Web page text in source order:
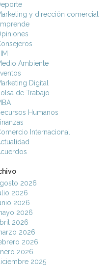
y dirección comercial
Ambiente
Digital
de Trabajo
Humanos
Internacional
2026
2026
2026
2026
2026
2026
2026
2026
2025